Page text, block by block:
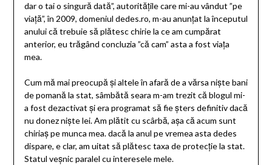
dar o tai o singură dată”, autoritățile care mi-au vândut ”pe
viață”, în 2009, domeniul dedes.ro, m-au anunțat la începutul
anului că trebuie să plătesc chirie la ce am cumpărat
anterior, eu trăgând concluzia ”că cam” asta a fost viața
mea.
Cum mă mai preocupă și altele în afară de a vărsa niște bani
de pomană la stat, sâmbătă seara m-am trezit că blogul mi-
a fost dezactivat și era programat să fie șters definitiv dacă
nu donez niște lei. Am plătit cu scârbă, așa că acum sunt
chiriaș pe munca mea. dacă la anul pe vremea asta dedes
dispare, e clar, am uitat să plătesc taxa de protecție la stat.
Statul veșnic paralel cu interesele mele.